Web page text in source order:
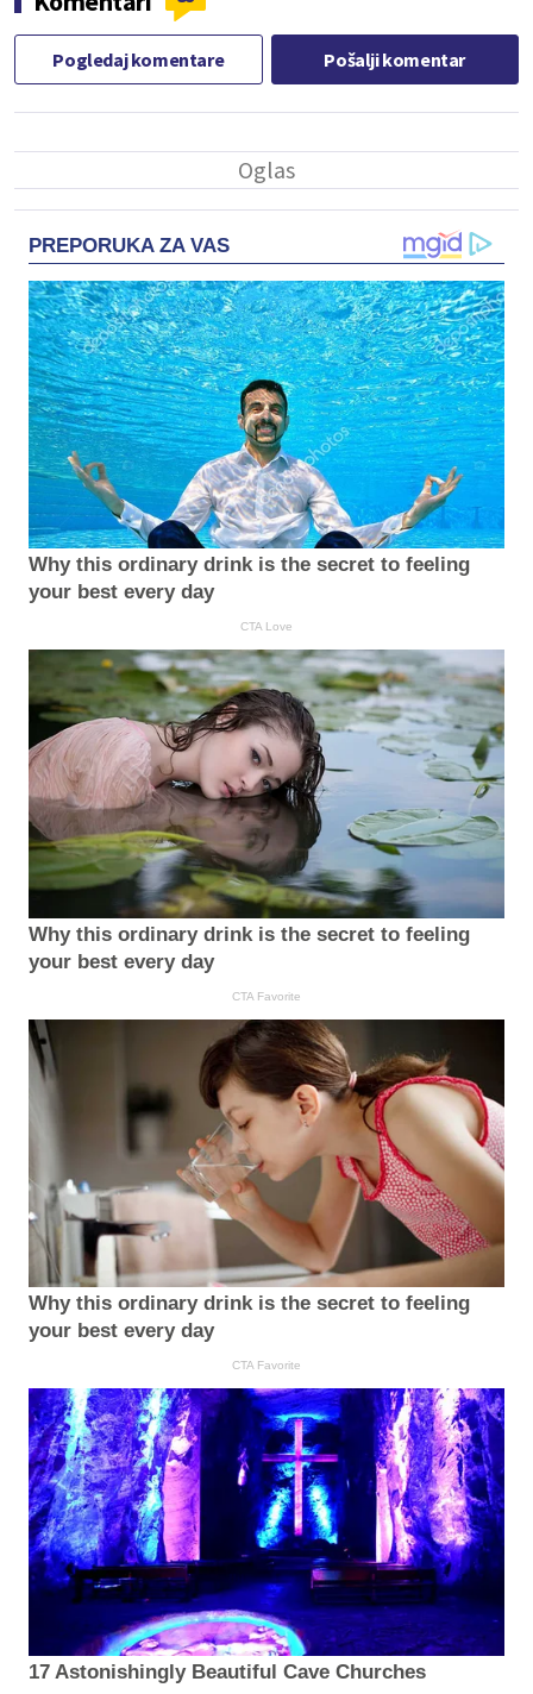
Pogledaj komentare Pošalji komentar
PREPORUKA ZA VAS
Why this ordinary drink is the secret to feeling
your best every day
CTA Love
Why this ordinary drink is the secret to feeling
your best every day
CTA Favorite
Why this ordinary drink is the secret to feeling
your best every day
CTA Favorite
17 Astonishingly Beautiful Cave Churches